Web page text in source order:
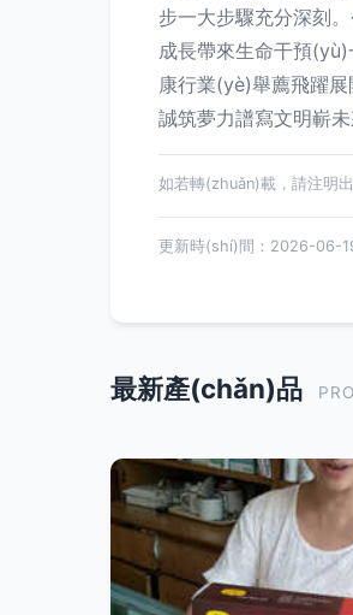
步一大步驟充分深刻
成長帶來生命干預
康行業(yè)舉薦飛躍
誠筑夢力譜寫文明嶄
如若轉(zhuǎn)載，請注
更新時(shí)間：2026-06-
最新產(chǎn)品